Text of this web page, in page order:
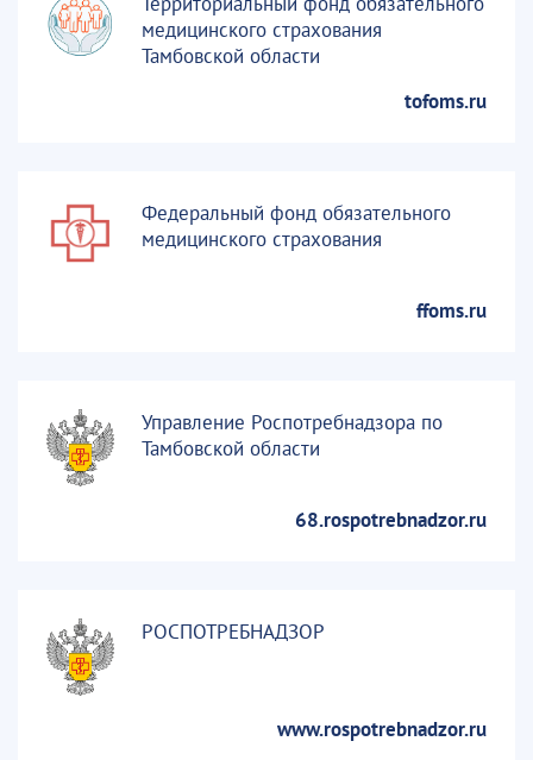
медицинского страхования
Тамбовской области
tofoms.ru
Федеральный фонд обязательного
медицинского страхования
ffoms.ru
Управление Роспотребнадзора по
Тамбовской области
68.rospotrebnadzor.ru
РОСПОТРЕБНАДЗОР
www.rospotrebnadzor.ru